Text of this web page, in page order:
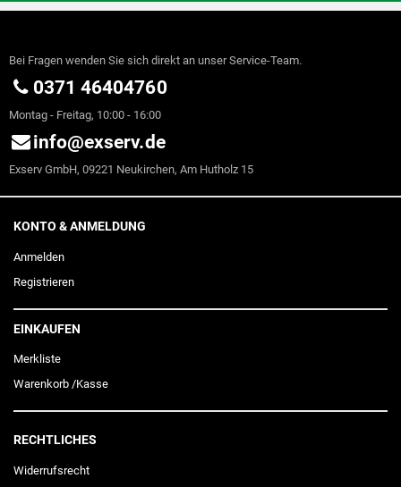
Bei Fragen wenden Sie sich direkt an unser Service-Team.
0371 46404760
Montag - Freitag, 10:00 - 16:00
info@exserv.de
Exserv GmbH, 09221 Neukirchen, Am Hutholz 15
KONTO & ANMELDUNG
Anmelden
Registrieren
EINKAUFEN
Merkliste
Warenkorb /Kasse
RECHTLICHES
Widerrufs­recht